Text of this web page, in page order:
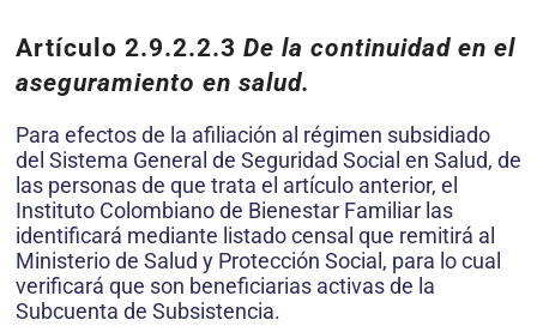
Artículo 2.9.2.2.3 De la continuidad en el
aseguramiento en salud.
Para efectos de la afiliación al régimen subsidiado
del Sistema General de Seguridad Social en Salud, de
las personas de que trata el artículo anterior, el
Instituto Colombiano de Bienestar Familiar las
identificará mediante listado censal que remitirá al
Ministerio de Salud y Protección Social, para lo cual
verificará que son beneficiarias activas de la
Subcuenta de Subsistencia.